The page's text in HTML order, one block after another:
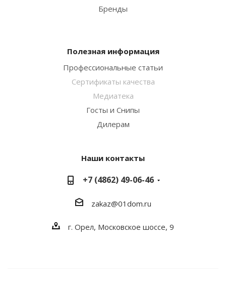
Бренды
Полезная информация
Профессиональные статьи
Сертификаты качества
Медиатека
Госты и Снипы
Дилерам
Наши контакты
+7 (4862) 49-06-46
zakaz@01dom.ru
г. Орел, Московское шоссе, 9